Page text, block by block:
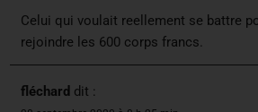
Celui qui voulait reellement se battre
rejoindre les 600 corps francs.
fléchard dit :